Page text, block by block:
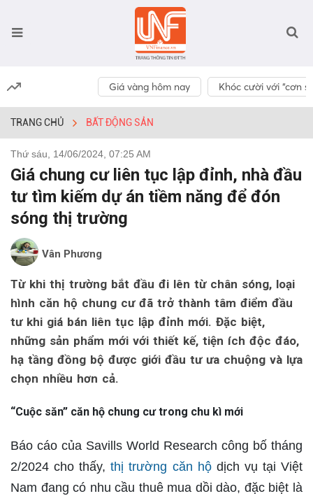
Giá vàng hôm nay Khóc cười với “cơn
TRANG CHỦ BẤT ĐỘNG SẢN
Thứ sáu, 14/06/2024, 07:25 AM
Giá chung cư liên tục lập đỉnh, nhà đầu
tư tìm kiếm dự án tiềm năng để đón
sóng thị trường
Vân Phương
Từ khi thị trường bắt đầu đi lên từ chân sóng, loại
hình căn hộ chung cư đã trở thành tâm điểm đầu
tư khi giá bán liên tục lập đỉnh mới. Đặc biệt,
những sản phẩm mới với thiết kế, tiện ích độc đáo,
hạ tầng đồng bộ được giới đầu tư ưa chuộng và lựa
chọn nhiều hơn cả.
“Cuộc săn” căn hộ chung cư trong chu kì mới
Báo cáo của Savills World Research công bố tháng
2/2024 cho thấy, thị trường căn hộ dịch vụ tại Việt
Nam đang có nhu cầu thuê mua dồi dào, đặc biệt là